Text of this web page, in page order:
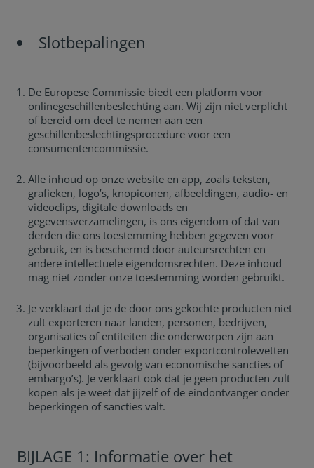
Slotbepalingen
De Europese Commissie biedt een platform voor
onlinegeschillenbeslechting aan. Wij zijn niet verplicht
of bereid om deel te nemen aan een
geschillenbeslechtingsprocedure voor een
consumentencommissie.
Alle inhoud op onze website en app, zoals teksten,
grafieken, logo’s, knopiconen, afbeeldingen, audio- en
videoclips, digitale downloads en
gegevensverzamelingen, is ons eigendom of dat van
derden die ons toestemming hebben gegeven voor
gebruik, en is beschermd door auteursrechten en
andere intellectuele eigendomsrechten. Deze inhoud
mag niet zonder onze toestemming worden gebruikt.
Je verklaart dat je de door ons gekochte producten niet
zult exporteren naar landen, personen, bedrijven,
organisaties of entiteiten die onderworpen zijn aan
beperkingen of verboden onder exportcontrolewetten
(bijvoorbeeld als gevolg van economische sancties of
embargo’s). Je verklaart ook dat je geen producten zult
kopen als je weet dat jijzelf of de eindontvanger onder
beperkingen of sancties valt.
BIJLAGE 1: Informatie over het